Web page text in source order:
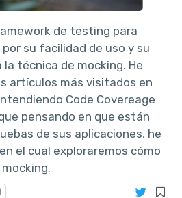
de testing para
su facilidad de uso y su
técnica de mocking. He
artículos más visitados en
Code Covereage
pensando en que están
de sus aplicaciones, he
el cual exploraremos cómo